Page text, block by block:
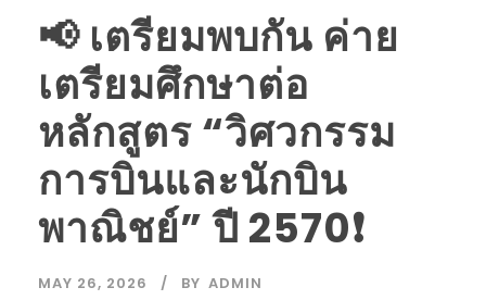
📢 เตรียมพบกัน ค่าย
เตรียมศึกษาต่อ
หลักสูตร “วิศวกรรม
การบินและนักบิน
พาณิชย์” ปี 2570❗️
MAY 26, 2026 BY ADMIN